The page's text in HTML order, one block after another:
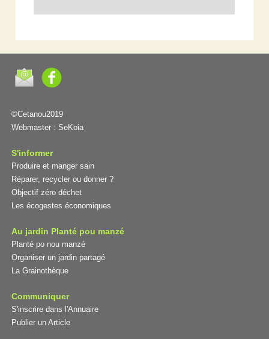
©Cetanou2019
Webmaster : SeKoia
S'informer
Produire et manger sain
Réparer, recycler ou donner ?
Objectif zéro déchet
Les écogestes économiques
Au jardin Planté pou manzé
Planté po nou manzé
Organiser un jardin partagé
La Grainothèque
Communiquer
S'inscrire dans l'Annuaire
Publier un Article